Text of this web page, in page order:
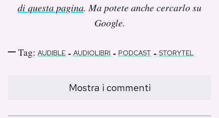
di questa pagina. Ma potete anche cercarlo su
Google.
Tag: AUDIBLE - AUDIOLIBRI - PODCAST - STORYTEL
Mostra i commenti